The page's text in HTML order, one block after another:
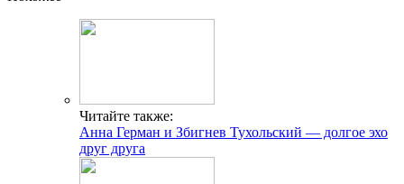
Читайте также:
Анна Герман и Збигнев Тухольский — долгое эхо
друг друга